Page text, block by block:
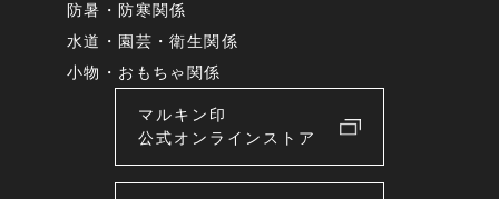
防暑・防寒関係
水道・園芸・衛生関係
小物・おもちゃ関係
マルキン印
公式オンラインストア